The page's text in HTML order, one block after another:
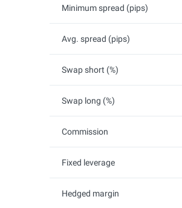
Minimum spread (pips)
Avg. spread (pips)
Swap short (%)
Swap long (%)
Commission
Fixed leverage
Hedged margin